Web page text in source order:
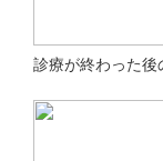
診療が終わった後